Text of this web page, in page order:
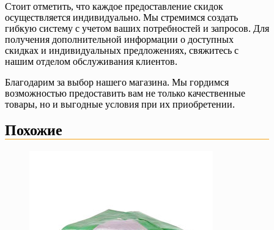
Стоит отметить, что каждое предоставление скидок
осуществляется индивидуально. Мы стремимся создать
гибкую систему с учетом ваших потребностей и запросов. Для
получения дополнительной информации о доступных
скидках и индивидуальных предложениях, свяжитесь с
нашим отделом обслуживания клиентов.
Благодарим за выбор нашего магазина. Мы гордимся
возможностью предоставить вам не только качественные
товары, но и выгодные условия при их приобретении.
Похожие